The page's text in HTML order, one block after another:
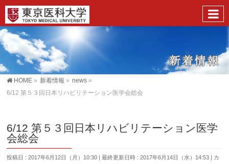
HOME » 新着情報 » news »
6/12 第５３回日本リハビリテーション医学会総会
6/12 第５３回日本リハビリテーション医学
会総会
投稿日 : 2017年6月12日（月）10:30 最終更新日時 : 2017年6月14日（水）14:53
カ